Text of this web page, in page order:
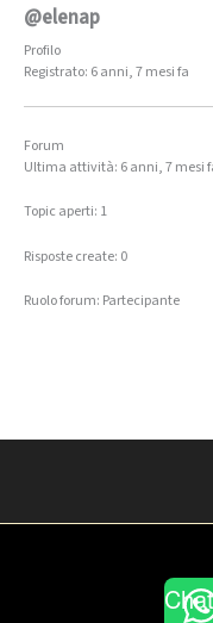
@elenap
Profilo
Registrato: 6 anni, 7 mesi fa
Forum
Ultima attività: 6 anni, 7 mesi
Topic aperti: 1
Risposte create: 0
Ruolo forum: Partecipante